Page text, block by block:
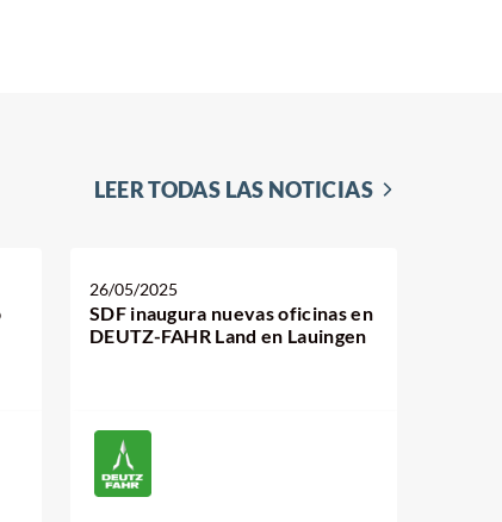
LEER TODAS LAS NOTICIAS
26/05/2025
SDF inaugura nuevas oficinas en
DEUTZ-FAHR Land en Lauingen